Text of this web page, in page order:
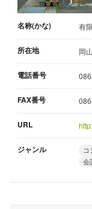
名称(かな) 有
所在地 岡
電話番号
FAX番号
URL
ジャンル コ
会